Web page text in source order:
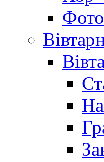
Фото